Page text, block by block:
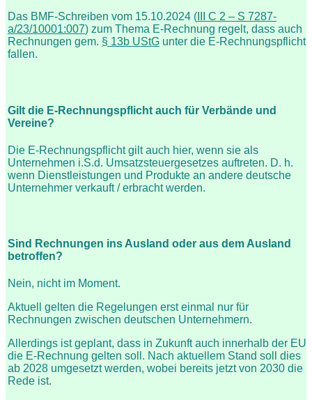
Das BMF-Schreiben vom 15.10.2024 ( III C 2 – S 7287-
a/23/10001:007) zum Thema E-Rechnung regelt, dass auch
Rechnungen gem. § 13b UStG unter die E-Rechnungspflicht
fallen.
Gilt die E-Rechnungspflicht auch für Verbände und
Vereine?
Die E-Rechnungspflicht gilt auch hier, wenn sie als
Unternehmen i.S.d. Umsatzsteuergesetzes auftreten. D. h.
wenn Dienstleistungen und Produkte an andere deutsche
Unternehmer verkauft / erbracht werden.
Sind Rechnungen ins Ausland oder aus dem Ausland
betroffen?
Nein, nicht im Moment.
Aktuell gelten die Regelungen erst einmal nur für
Rechnungen zwischen deutschen Unternehmern.
Allerdings ist geplant, dass in Zukunft auch innerhalb der EU
die E-Rechnung gelten soll. Nach aktuellem Stand soll dies
ab 2028 umgesetzt werden, wobei bereits jetzt von 2030 die
Rede ist.